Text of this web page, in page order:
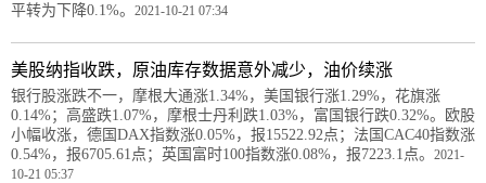
平转为下降0.1%。 2021-10-21 07:34
美股纳指收跌，原油库存数据意外减少，油价续涨
银行股涨跌不一，摩根大通涨1.34%，美国银行涨1.29%，花旗涨
0.14%；高盛跌1.07%，摩根士丹利跌1.03%，富国银行跌0.32%。欧股
小幅收涨，德国DAX指数涨0.05%，报15522.92点；法国CAC40指数涨
0.54%，报6705.61点；英国富时100指数涨0.08%，报7223.1点。 2021-
10-21 05:37